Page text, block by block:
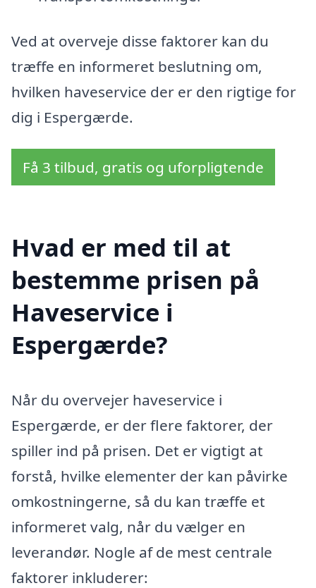
Ved at overveje disse faktorer kan du
træffe en informeret beslutning om,
hvilken haveservice der er den rigtige for
dig i Espergærde.
Få 3 tilbud, gratis og uforpligtende
Hvad er med til at
bestemme prisen på
Haveservice i
Espergærde?
Når du overvejer haveservice i
Espergærde, er der flere faktorer, der
spiller ind på prisen. Det er vigtigt at
forstå, hvilke elementer der kan påvirke
omkostningerne, så du kan træffe et
informeret valg, når du vælger en
leverandør. Nogle af de mest centrale
faktorer inkluderer: